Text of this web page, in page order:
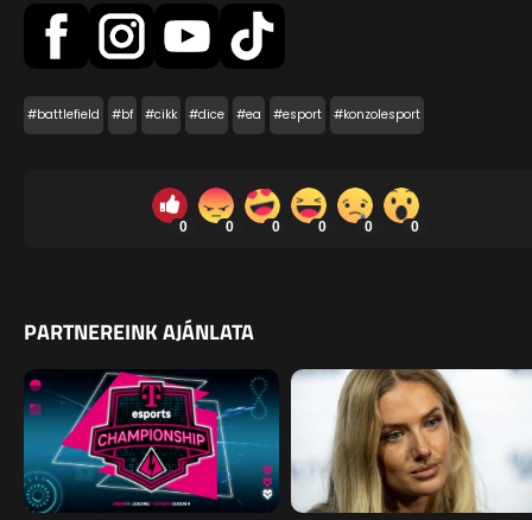
#battlefield #bf #cikk #dice #ea #esport #konzolesport
0 0 0 0 0 0
PARTNEREINK AJÁNLATA